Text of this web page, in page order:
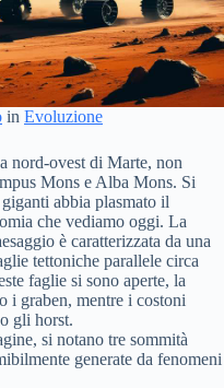
in Evoluzione
nord-ovest di Marte, non
Mons e Alba Mons. Si
abbia plasmato il
che vediamo oggi. La
è caratterizzata da una
tettoniche parallele circa
faglie si sono aperte, la
i graben, mentre i costoni
gli horst.
si notano tre sommità
generate da fenomeni